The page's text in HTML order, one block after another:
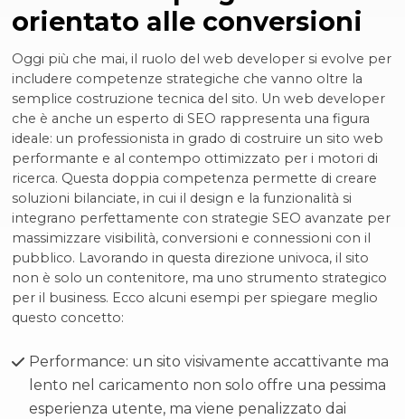
orientato alle conversioni
Oggi più che mai, il ruolo del web developer si evolve per
includere competenze strategiche che vanno oltre la
semplice costruzione tecnica del sito. Un web developer
che è anche un esperto di SEO rappresenta una figura
ideale: un professionista in grado di costruire un sito web
performante e al contempo ottimizzato per i motori di
ricerca. Questa doppia competenza permette di creare
soluzioni bilanciate, in cui il design e la funzionalità si
integrano perfettamente con strategie SEO avanzate per
massimizzare visibilità, conversioni e connessioni con il
pubblico. Lavorando in questa direzione univoca, il sito
non è solo un contenitore, ma uno strumento strategico
per il business. Ecco alcuni esempi per spiegare meglio
questo concetto:
Performance: un sito visivamente accattivante ma
lento nel caricamento non solo offre una pessima
esperienza utente, ma viene penalizzato dai